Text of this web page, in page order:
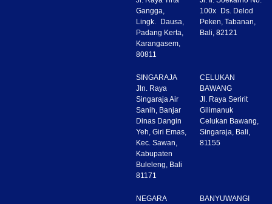
Gangga,
Lingk. Dausa,
Padang Kerta,
Karangasem,
80811
100x Ds. Delod
Peken, Tabanan,
Bali, 82121
SINGARAJA
Jln. Raya
Singaraja Air
Sanih, Banjar
Dinas Dangin
Yeh, Giri Emas,
Kec. Sawan,
Kabupaten
Buleleng, Bali
81171
CELUKAN
BAWANG
Jl. Raya Seririt
Gilimanuk
Celukan Bawang,
Singaraja, Bali,
81155
NEGARA
BANYUWANGI